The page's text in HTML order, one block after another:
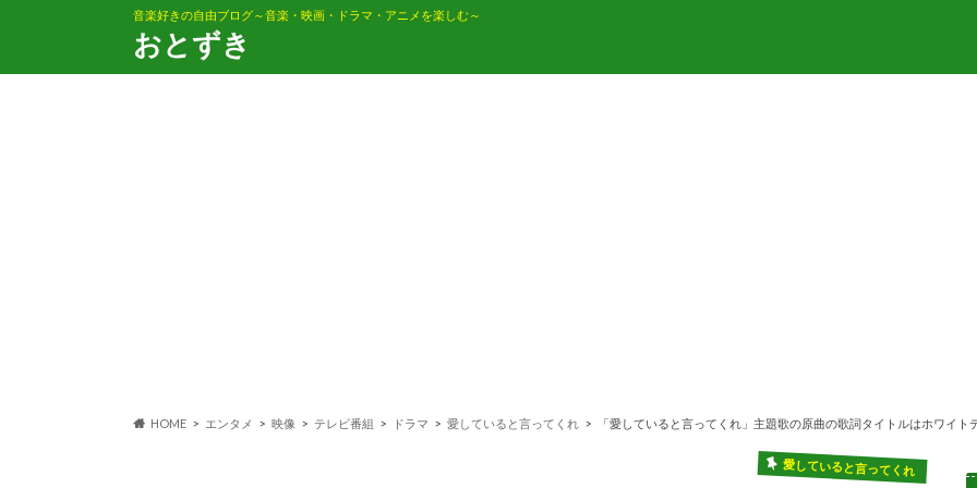
音楽好きの自由ブログ～音楽・映画・ドラマ・アニメを楽しむ～
おとずき
HOME エンタメ 映像 テレビ番組 ドラマ 愛していると言ってくれ 「愛していると言ってくれ」主題歌の原曲の歌詞タイトルはホワイト
愛していると言ってくれ